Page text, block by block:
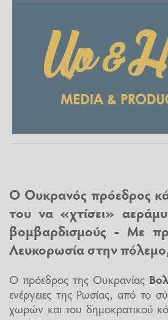
Ο Ουκρανός πρόεδρος
του να «χτίσει»
βομβαρδισμούς - Με
Λευκορωσία στην
Ο πρόεδρος της Ουκρανίας
ενέργειες της Ρωσίας, από το
χωρών και του δημοκρατικού